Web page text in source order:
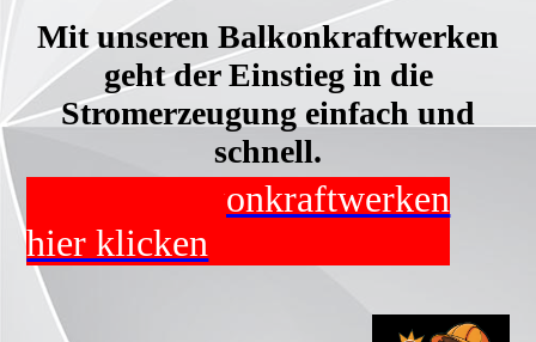
Mit unseren Balkonkraftwerken
geht der Einstieg in die
Stromerzeugung einfach und
schnell.
zu den Balkonkraftwerken
hier klicken